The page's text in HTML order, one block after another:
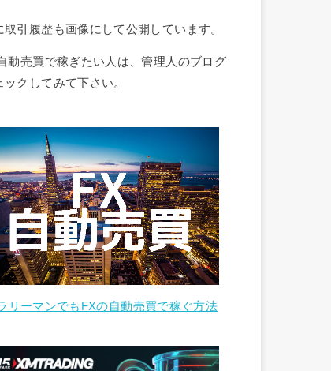
取引履歴も画像にして公開しています。
動売買で稼ぎたい人は、管理人のブログ
ックしてみて下さい。
リーマンでもFXの自動売買で稼ぐ方法